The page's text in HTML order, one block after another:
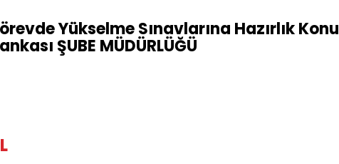
Yükselme Sınavlarına Hazırlık Konu
ŞUBE MÜDÜRLÜĞÜ